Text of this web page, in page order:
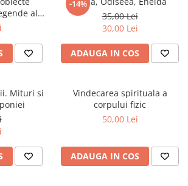
-14%
35,00 Lei
30,00 Lei
ADAUGA IN COS
Mituri si
Vindecarea spirituala a
corpului fizic
50,00 Lei
ADAUGA IN COS